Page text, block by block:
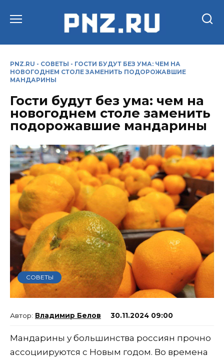
PNZ.RU - СОВЕТЫ - ГОСТИ БУДУТ БЕЗ УМА: ЧЕМ НА
НОВОГОДНЕМ СТОЛЕ ЗАМЕНИТЬ ПОДОРОЖАВШИЕ
МАНДАРИНЫ
Гости будут без ума: чем на
новогоднем столе заменить
подорожавшие мандарины
СОВЕТЫ
Владимир Белов 30.11.2024 09:00
Мандарины у большинства россиян прочно
ассоциируются с Новым годом. Во времена